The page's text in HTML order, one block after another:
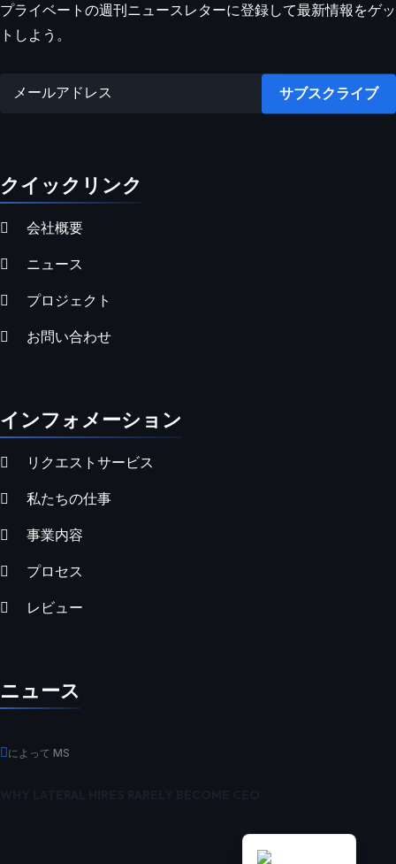
プライベートの週刊ニュースレターに登録して最新情報をゲッ
トしよう。
サブスクライブ
クイックリンク
会社概要
ニュース
プロジェクト
お問い合わせ
インフォメーション
リクエストサービス
私たちの仕事
事業内容
プロセス
レビュー
ニュース
によって MS